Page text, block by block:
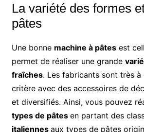
La variété des formes
pâtes
Une bonne machine à pâtesest
permet de réaliser une grande
fraîches. Les fabricants sont très à
critère avec des accessoires de
et diversifiés. Ainsi, vous pouvez
types de pâtes en partant des
italiennes aux types de pâtes